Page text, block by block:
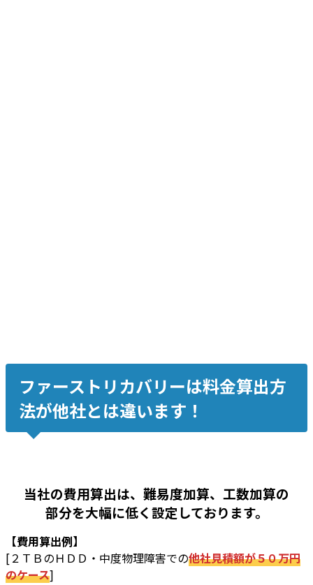
ファーストリカバリーは料金算出方
法が他社とは違います！
当社の費用算出は、難易度加算、工数加算の
部分を大幅に低く設定しております。
【費用算出例】
[２ＴＢのＨＤＤ・中度物理障害での他社見積額が５０万円
のケース]